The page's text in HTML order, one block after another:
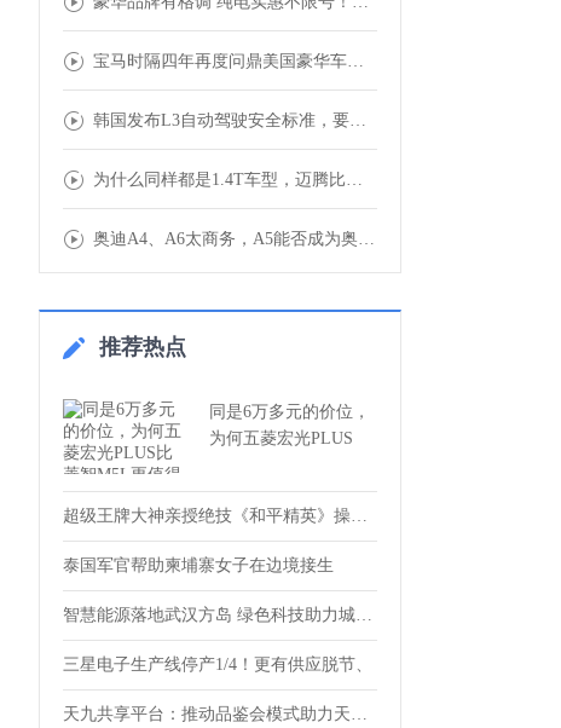
宝马时隔四年再度问鼎美国豪华车市场 全球市
韩国发布L3自动驾驶安全标准，要抢全球第一
为什么同样都是1.4T车型，迈腾比速腾还要
奥迪A4、A6太商务，A5能否成为奥迪最受
推荐热点
同是6万多元的价位，
为何五菱宏光PLUS
超级王牌大神亲授绝技《和平精英》操练起来
泰国军官帮助柬埔寨女子在边境接生
智慧能源落地武汉方岛 绿色科技助力城市运
三星电子生产线停产1/4！更有供应脱节、
天九共享平台：推动品鉴会模式助力天朝上品